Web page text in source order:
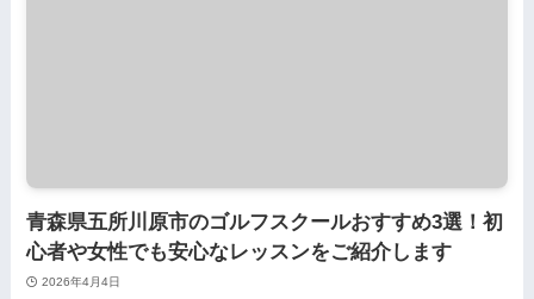
青森県五所川原市のゴルフスクールおすすめ3選！初
心者や女性でも安心なレッスンをご紹介します
2026年4月4日